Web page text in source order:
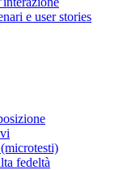
e user stories
fedeltà